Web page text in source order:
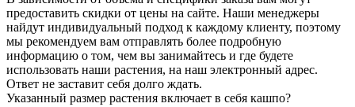
предоставить скидки от цены на сайте. Наши менеджеры
найдут индивидуальный подход к каждому клиенту, поэтому
мы рекомендуем вам отправлять более подробную
информацию о том, чем вы занимайтесь и где будете
использовать наши растения, на наш электронный адрес.
Ответ не заставит себя долго ждать.
Указанный размер растения включает в себя кашпо?